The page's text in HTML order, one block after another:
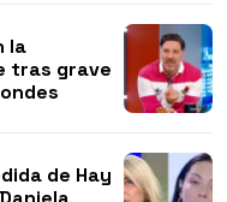
la
tras grave
de Hay